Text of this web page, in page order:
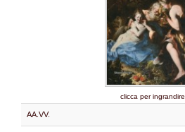
clicca per ingrandire
AA.VV.